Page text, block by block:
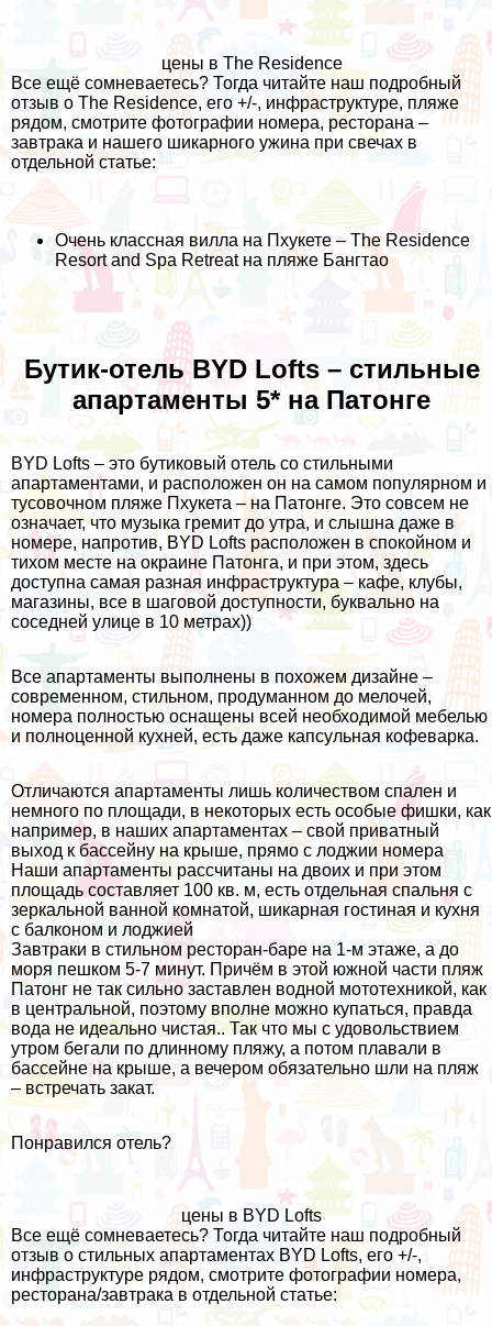
цены в The Residence
Все ещё сомневаетесь? Тогда читайте наш подробный
отзыв о The Residence, его +/-, инфраструктуре, пляже
рядом, смотрите фотографии номера, ресторана –
завтрака и нашего шикарного ужина при свечах в
отдельной статье:
Очень классная вилла на Пхукете – The Residence
Resort and Spa Retreat на пляже Бангтао
Бутик-отель BYD Lofts – стильные
апартаменты 5* на Патонге
BYD Lofts – это бутиковый отель со стильными
апартаментами, и расположен он на самом популярном и
тусовочном пляже Пхукета – на Патонге. Это совсем не
означает, что музыка гремит до утра, и слышна даже в
номере, напротив, BYD Lofts расположен в спокойном и
тихом месте на окраине Патонга, и при этом, здесь
доступна самая разная инфраструктура – кафе, клубы,
магазины, все в шаговой доступности, буквально на
соседней улице в 10 метрах))
Все апартаменты выполнены в похожем дизайне –
современном, стильном, продуманном до мелочей,
номера полностью оснащены всей необходимой мебелью
и полноценной кухней, есть даже капсульная кофеварка.
Отличаются апартаменты лишь количеством спален и
немного по площади, в некоторых есть особые фишки, как
например, в наших апартаментах – свой приватный
выход к бассейну на крыше, прямо с лоджии номера
Наши апартаменты рассчитаны на двоих и при этом
площадь составляет 100 кв. м, есть отдельная спальня с
зеркальной ванной комнатой, шикарная гостиная и кухня
с балконом и лоджией
Завтраки в стильном ресторан-баре на 1-м этаже, а до
моря пешком 5-7 минут. Причём в этой южной части пляж
Патонг не так сильно заставлен водной мототехникой, как
в центральной, поэтому вполне можно купаться, правда
вода не идеально чистая.. Так что мы с удовольствием
утром бегали по длинному пляжу, а потом плавали в
бассейне на крыше, а вечером обязательно шли на пляж
– встречать закат.
Понравился отель?
цены в BYD Lofts
Все ещё сомневаетесь? Тогда читайте наш подробный
отзыв о стильных апартаментах BYD Lofts, его +/-,
инфраструктуре рядом, смотрите фотографии номера,
ресторана/завтрака в отдельной статье: